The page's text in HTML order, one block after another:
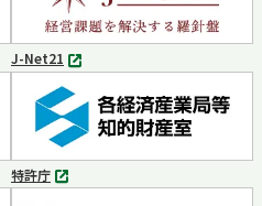
で
開
く
J-Net21
別
タ
ブ
で
開
く
特許庁
別